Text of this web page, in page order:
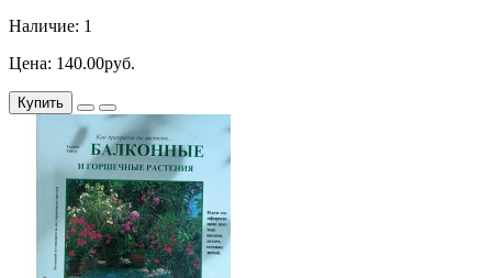
Наличие: 1
Цена: 140.00руб.
Купить